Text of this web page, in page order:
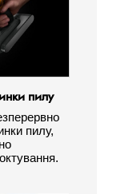
пилу
пилу,